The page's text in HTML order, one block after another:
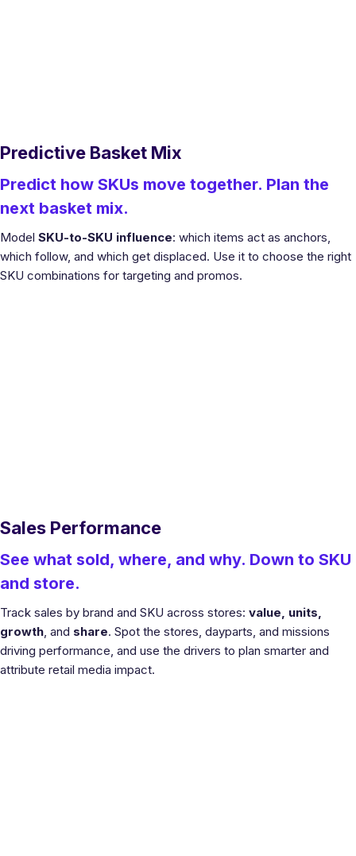
Predictive Basket Mix
Predict how SKUs move together. Plan the
next basket mix.
Model SKU-to-SKU influence: which items act as anchors,
which follow, and which get displaced. Use it to choose the right
SKU combinations for targeting and promos.
Sales Performance
See what sold, where, and why. Down to SKU
and store.
Track sales by brand and SKU across stores: value, units,
growth, and share. Spot the stores, dayparts, and missions
driving performance, and use the drivers to plan smarter and
attribute retail media impact.